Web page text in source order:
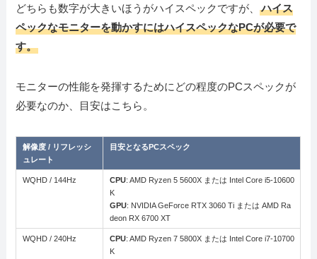
どちらも数字が大きいほうがハイスペックですが、ハイス
ペックなモニターを動かすにはハイスペックなPCが必要で
す。
モニターの性能を発揮するためにどの程度のPCスペックが
必要なのか、目安はこちら。
解像度 / リフレッシ
ュレート
目安となるPCスペック
WQHD / 144Hz CPU: AMD Ryzen 5 5600X または Intel Core i5-10600
K
GPU: NVIDIA GeForce RTX 3060 Ti または AMD Ra
deon RX 6700 XT
WQHD / 240Hz CPU: AMD Ryzen 7 5800X または Intel Core i7-10700
K